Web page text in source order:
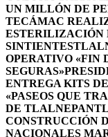
UN MILLÓN DE
TECÁMAC
ESTERILIZACIÓN
SINTIENTES
OPERATIVO «FIN
SEGURAS»
ENTREGA KITS
«PASEOS QUE
DE
CONSTRUCCIÓN
NACIONALES